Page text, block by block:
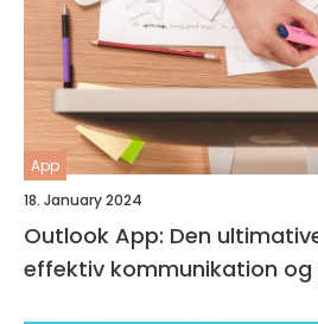
App
18. January 2024
Outlook App: Den
effektiv kommunikation